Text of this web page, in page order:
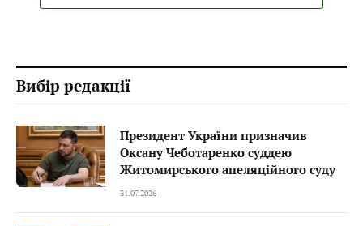
Вибір редакції
Президент України призначив
Оксану Чеботаренко суддею
Житомирського апеляційного суду
31.07.2026